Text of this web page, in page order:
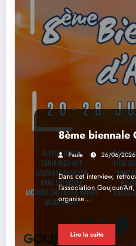
8ème biennale
Paule 26/06/2026
Dans cet interview,
l'association
organise…
Lire la suite